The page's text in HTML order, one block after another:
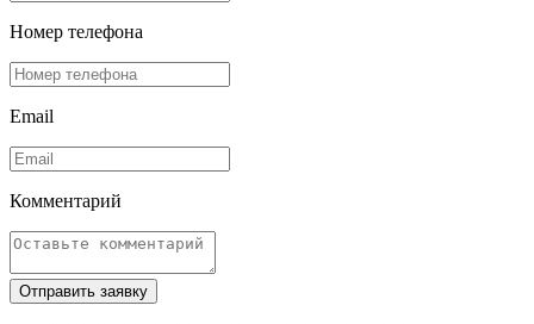
Номер телефона
Email
Комментарий
Отправить заявку